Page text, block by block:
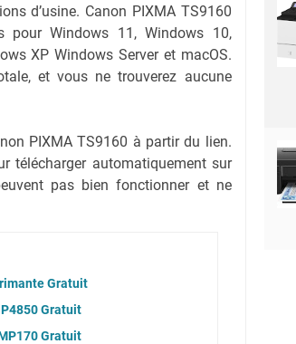
d’usine. Canon PIXMA TS9160
pour Windows 11, Windows 10,
XP Windows Server et macOS.
et vous ne trouverez aucune
PIXMA TS9160 à partir du lien.
télécharger automatiquement sur
pas bien fonctionner et ne
Gratuit
Gratuit
Gratuit